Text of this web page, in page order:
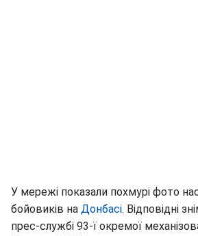
У мережі показали похмурі фото
бойовиків на Донбасі. Відповідні
прес-службі 93-ї окремої